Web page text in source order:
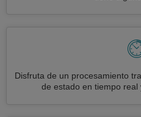
Disfruta de un procesamiento
de estado en tiempo